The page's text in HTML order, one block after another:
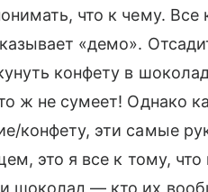
что к чему.
«демо».
конфету в
ж не сумеет! Однако
конфету, эти самые
это я все к тому,
шоколад — кто их